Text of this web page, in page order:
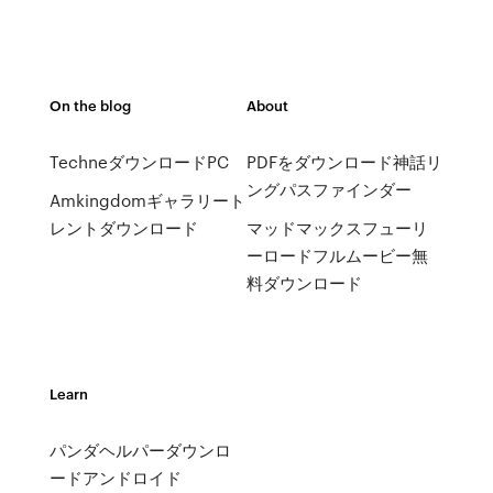
On the blog
TechneダウンロードPC
Amkingdomギャラリート
レントダウンロード
About
PDFをダウンロード神話リ
ングパスファインダー
マッドマックスフューリ
ーロードフルムービー無
料ダウンロード
Learn
パンダヘルパーダウンロ
ードアンドロイド